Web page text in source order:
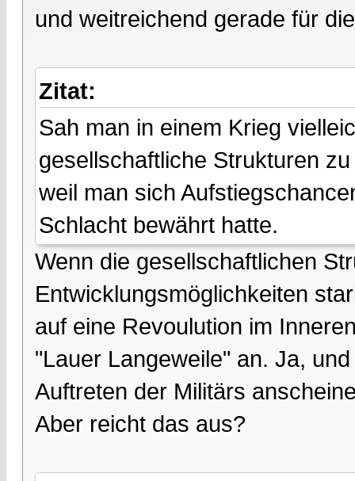
und weitreichend gerade für
Zitat:
Sah man in einem Krieg
gesellschaftliche Strukturen
weil man sich
Schlacht bewährt hatte.
Wenn die gesellschaftlichen
Entwicklungsmöglichkeiten
auf eine Revoulution im
"Lauer Langeweile" an. Ja,
Auftreten der Militärs
Aber reicht das aus?